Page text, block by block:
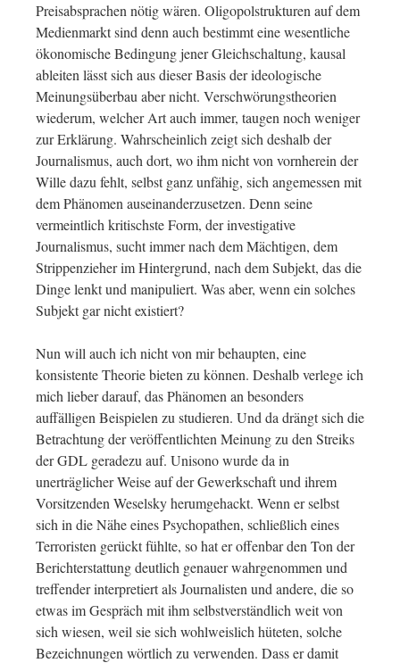
Preisabsprachen nötig wären. Oligopolstrukturen auf dem
Medienmarkt sind denn auch bestimmt eine wesentliche
ökonomische Bedingung jener Gleichschaltung, kausal
ableiten lässt sich aus dieser Basis der ideologische
Meinungsüberbau aber nicht. Verschwörungstheorien
wiederum, welcher Art auch immer, taugen noch weniger
zur Erklärung. Wahrscheinlich zeigt sich deshalb der
Journalismus, auch dort, wo ihm nicht von vornherein der
Wille dazu fehlt, selbst ganz unfähig, sich angemessen mit
dem Phänomen auseinanderzusetzen. Denn seine
vermeintlich kritischste Form, der investigative
Journalismus, sucht immer nach dem Mächtigen, dem
Strippenzieher im Hintergrund, nach dem Subjekt, das die
Dinge lenkt und manipuliert. Was aber, wenn ein solches
Subjekt gar nicht existiert?
Nun will auch ich nicht von mir behaupten, eine
konsistente Theorie bieten zu können. Deshalb verlege ich
mich lieber darauf, das Phänomen an besonders
auffälligen Beispielen zu studieren. Und da drängt sich die
Betrachtung der veröffentlichten Meinung zu den Streiks
der GDL geradezu auf. Unisono wurde da in
unerträglicher Weise auf der Gewerkschaft und ihrem
Vorsitzenden Weselsky herumgehackt. Wenn er selbst
sich in die Nähe eines Psychopathen, schließlich eines
Terroristen gerückt fühlte, so hat er offenbar den Ton der
Berichterstattung deutlich genauer wahrgenommen und
treffender interpretiert als Journalisten und andere, die so
etwas im Gespräch mit ihm selbstverständlich weit von
sich wiesen, weil sie sich wohlweislich hüteten, solche
Bezeichnungen wörtlich zu verwenden. Dass er damit